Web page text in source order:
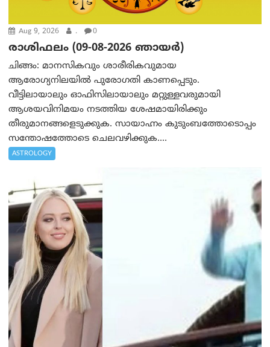
Aug 9, 2026 . 0
രാശിഫലം (09-08-2026 ഞായര്‍)
ചിങ്ങം: മാനസികവും ശാരീരികവുമായ
ആരോഗ്യനിലയിൽ പുരോഗതി കാണപ്പെടും.
വീട്ടിലായാലും ഓഫിസിലായാലും മറ്റുള്ളവരുമായി
ആശയവിനിമയം നടത്തിയ ശേഷമായിരിക്കും
തീരുമാനങ്ങളെടുക്കുക. സായാഹ്നം കുടുംബത്തോടൊപ്പം
സന്തോഷത്തോടെ ചെലവഴിക്കുക....
ASTROLOGY